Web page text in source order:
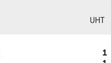
UHT
1